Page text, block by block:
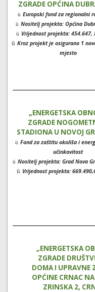
ZGRADE OPĆINA
ü Europski fond za regionalni
ü Nositelj projekta: Općina
ü Vrijednost projekta: 454.647,
ü Kroz projekt je osigurano 1
mjesto
„ENERGETSKA
ZGRADE
STADIONA U NOVOJ
ü Fond za zaštitu okoliša i
učinkovitost
ü Nositelj projekta: Grad Nova
ü Vrijednost projekta:
„ENERGETSKA
ZGRADE
DOMA I UPRAVNE
OPĆINE CRNAC
ZRINSKA 2,